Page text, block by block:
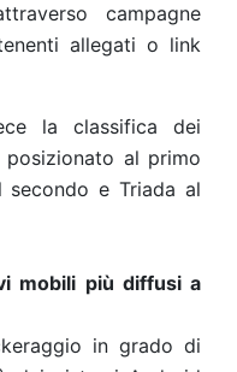
campagne
allegati o link
la classifica dei
al primo
e Triada al
mobili più diffusi a
in grado di